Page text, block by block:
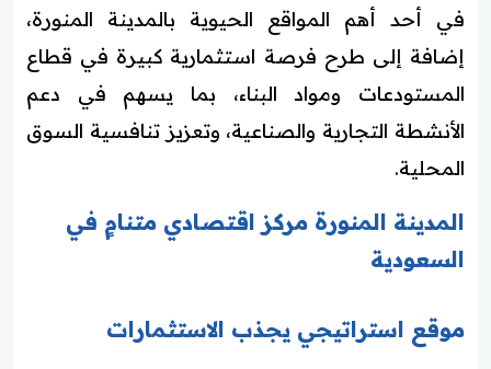
في أحد أهم المواقع الحيوية بالمدينة المنورة،
إضافة إلى طرح فرصة استثمارية كبيرة في قطاع
المستودعات ومواد البناء، بما يسهم في دعم
الأنشطة التجارية والصناعية، وتعزيز تنافسية السوق
المحلية.
المدينة المنورة مركز اقتصادي متنامٍ في
السعودية
موقع استراتيجي يجذب الاستثمارات